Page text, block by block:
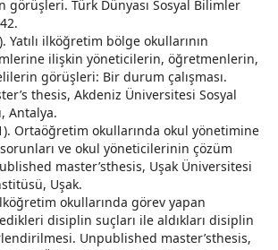
görüşleri. Türk Dünyası Sosyal Bilimler
Yatılı ilköğretim bölge okullarının
ilişkin yöneticilerin, öğretmenlerin,
görüşleri: Bir durum çalışması.
thesis, Akdeniz Üniversitesi Sosyal
Antalya.
Ortaöğretim okullarında okul yönetimine
ve okul yöneticilerinin çözüm
master’sthesis, Uşak Üniversitesi
Uşak.
okullarında görev yapan
disiplin suçları ile aldıkları disiplin
Unpublished master’sthesis,